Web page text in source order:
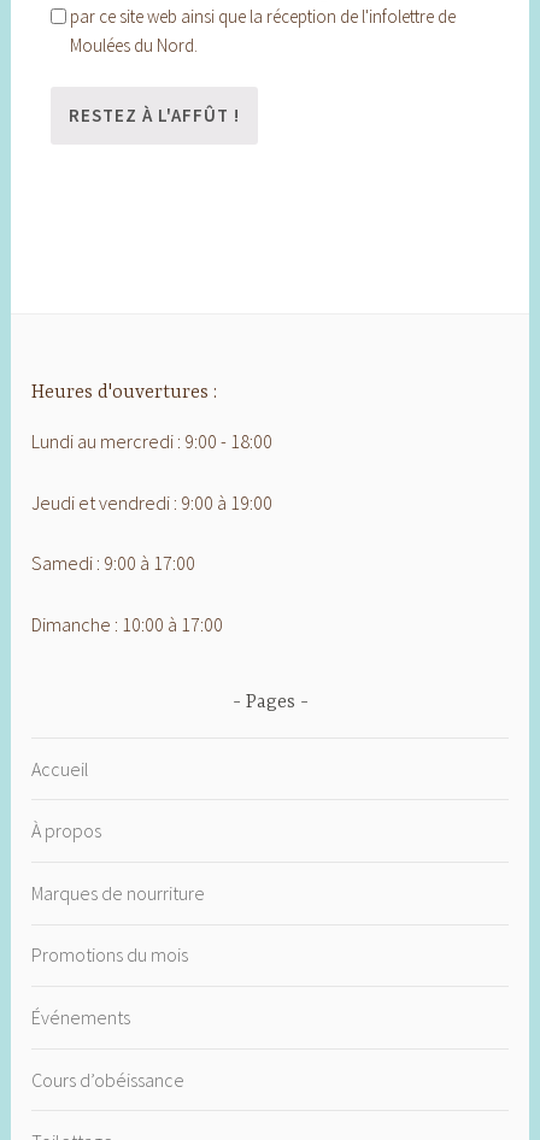
par ce site web ainsi que la réception de l'infolettre de
Moulées du Nord.
Heures d'ouvertures :
Lundi au mercredi : 9:00 - 18:00
Jeudi et vendredi : 9:00 à 19:00
Samedi : 9:00 à 17:00
Dimanche : 10:00 à 17:00
Pages
Accueil
À propos
Marques de nourriture
Promotions du mois
Événements
Cours d’obéissance